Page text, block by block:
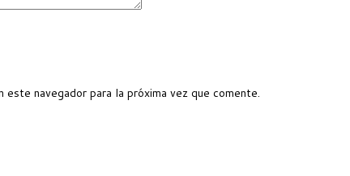
navegador para la próxima vez que comente.